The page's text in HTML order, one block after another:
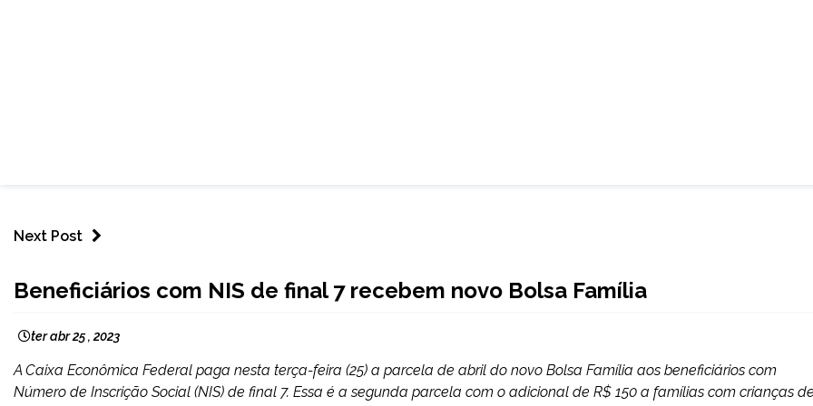
Next Post
NOTÍCIAS
Beneficiários com NIS de final 7 recebem novo Bolsa Família
ter abr 25 , 2023
A Caixa Econômica Federal paga nesta terça-feira (25) a parcela de abril do novo Bolsa Família aos beneficiários com
Número de Inscrição Social (NIS) de final 7. Essa é a segunda parcela com o adicional de R$ 150 a famílias com crianças